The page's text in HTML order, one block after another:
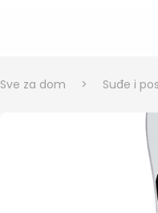
Sve za dom > Suđe i